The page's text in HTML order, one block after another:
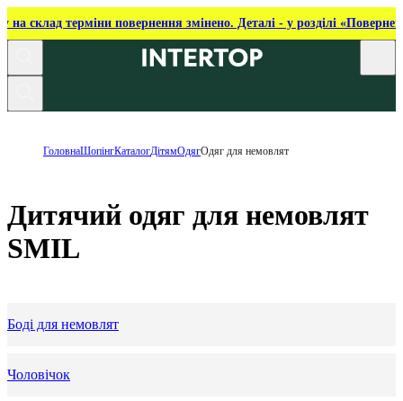
на склад терміни повернення змінено. Деталі - у розділі
ГоловнаШопінгКаталогДітямОдягОдяг для немовлят
Дитячий одяг для немовлят
SMIL
Боді для немовлят
Чоловічок